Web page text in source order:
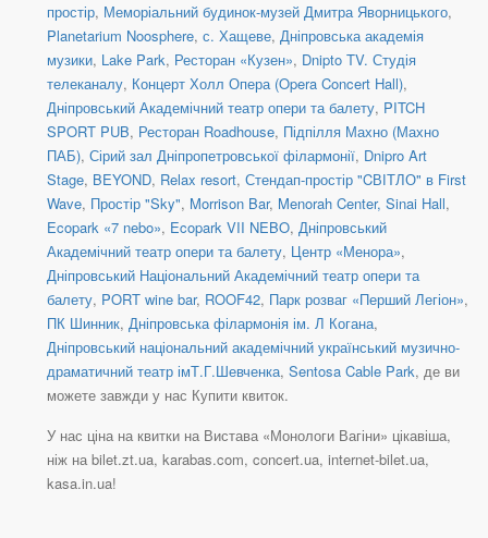
простір, Меморіальний будинок-музей Дмитра Яворницького,
Planetarium Noosphere, с. Хащеве, Дніпровська академія
музики, Lake Park, Ресторан «Кузен», Dnipto TV. Студія
телеканалу, Концерт Холл Опера (Opera Concert Hall),
Дніпровський Академічний театр опери та балету, PITCH
SPORT PUB, Ресторан Roadhouse, Підпілля Махно (Махно
ПАБ), Сірий зал Дніпропетровської філармонії, Dnipro Art
Stage, BEYOND, Relax resort, Стендап-простір "CВІТЛО" в First
Wave, Простір "Sky", Morrison Bar, Menorah Center, Sinai Hall,
Ecopark «7 nebo», Ecopark VII NEBO, Дніпровський
Академічний театр опери та балету, Центр «Менора»,
Дніпровський Національний Академічний театр опери та
балету, PORT wine bar, ROOF42, Парк розваг «Перший Легіон»,
ПК Шинник, Дніпровська філармонія ім. Л Когана,
Дніпровський національний академічний український музично-
драматичний театр імТ.Г.Шевченка, Sentosa Cable Park, де ви
можете завжди у нас Купити квиток.
У нас ціна на квитки на Вистава «Монологи Вагіни» цікавіша,
ніж на bilet.zt.ua, karabas.com, concert.ua, internet-bilet.ua,
kasa.in.ua!